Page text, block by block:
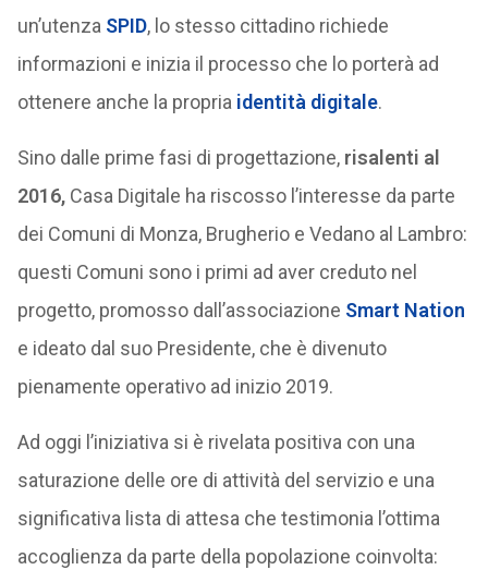
un’utenza SPID, lo stesso cittadino richiede
informazioni e inizia il processo che lo porterà ad
ottenere anche la propria identità digitale.
Sino dalle prime fasi di progettazione,risalenti al
2016,Casa Digitale ha riscosso l’interesse da parte
dei Comuni di Monza, Brugherio e Vedano al Lambro:
questi Comuni sono i primi ad aver creduto nel
progetto, promosso dall’associazione Smart Nation
e ideato dal suo Presidente, che è divenuto
pienamente operativo ad inizio 2019.
Ad oggi l’iniziativa si è rivelata positiva con una
saturazione delle ore di attività del servizio e una
significativa lista di attesa che testimonia l’ottima
accoglienza da parte della popolazione coinvolta: